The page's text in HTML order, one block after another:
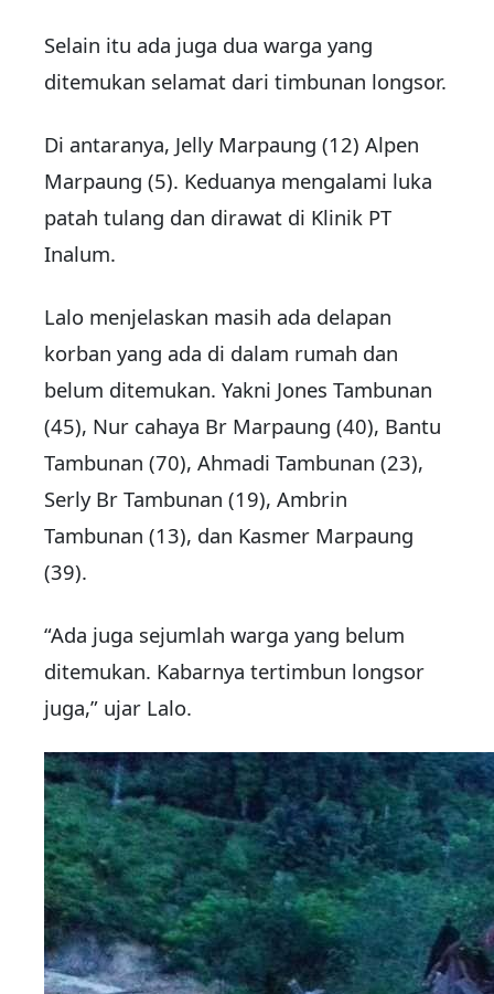
Selain itu ada juga dua warga yang
ditemukan selamat dari timbunan longsor.
Di antaranya, Jelly Marpaung (12) Alpen
Marpaung (5). Keduanya mengalami luka
patah tulang dan dirawat di Klinik PT
Inalum.
Lalo menjelaskan masih ada delapan
korban yang ada di dalam rumah dan
belum ditemukan. Yakni Jones Tambunan
(45), Nur cahaya Br Marpaung (40), Bantu
Tambunan (70), Ahmadi Tambunan (23),
Serly Br Tambunan (19), Ambrin
Tambunan (13), dan Kasmer Marpaung
(39).
“Ada juga sejumlah warga yang belum
ditemukan. Kabarnya tertimbun longsor
juga,” ujar Lalo.